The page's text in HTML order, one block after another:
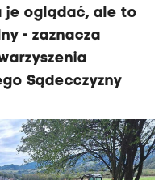
je oglądać, ale to
- zaznacza
Sądecczyzny